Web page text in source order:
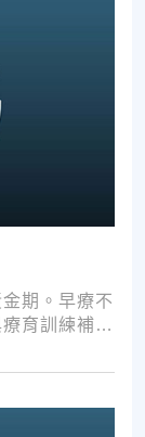
期。早療不
育訓練補